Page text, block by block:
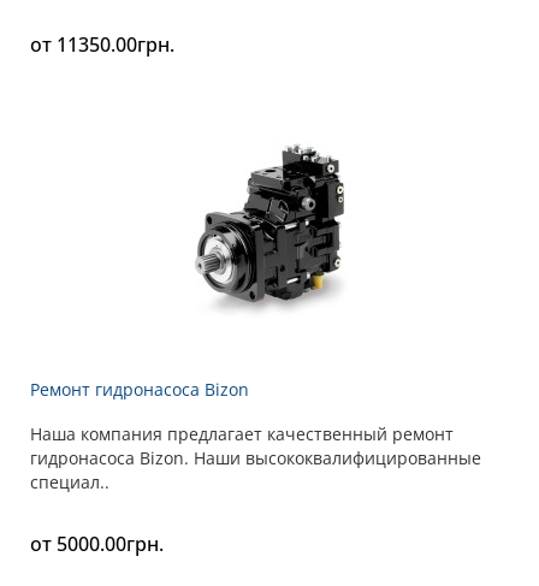
от 11350.00грн.
Ремонт гидронасоса Bizon
Наша компания предлагает качественный ремонт
гидронасоса Bizon. Наши высококвалифицированные
специал..
от 5000.00грн.